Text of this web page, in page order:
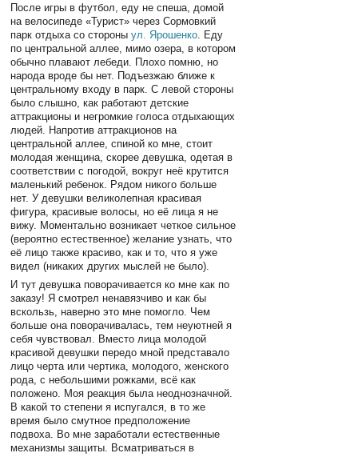
После игры в футбол, еду не спеша, домой
на велосипеде «Турист» через Сормовкий
парк отдыха со стороныул. Ярошенко . Еду
по центральной аллее, мимо озера, в котором
обычно плавают лебеди. Плохо помню, но
народа вроде бы нет. Подъезжаю ближе к
центральному входу в парк. С левой стороны
было слышно, как работают детские
аттракционы и негромкие голоса отдыхающих
людей. Напротив аттракционов на
центральной аллее, спиной ко мне, стоит
молодая женщина, скорее девушка, одетая в
соответствии с погодой, вокруг неё крутится
маленький ребенок. Рядом никого больше
нет. У девушки великолепная красивая
фигура, красивые волосы, но её лица я не
вижу. Моментально возникает четкое сильное
(вероятно естественное) желание узнать, что
её лицо также красиво, как и то, что я уже
видел (никаких других мыслей не было).
И тут девушка поворачивается ко мне как по
заказу! Я смотрел ненавязчиво и как бы
вскользь, наверно это мне помогло. Чем
больше она поворачивалась, тем неуютней я
себя чувствовал. Вместо лица молодой
красивой девушки передо мной представало
лицо черта или чертика, молодого, женского
рода, с небольшими рожками, всё как
положено. Моя реакция была неоднозначной.
В какой то степени я испугался, в то же
время было смутное предположение
подвоха. Во мне заработали естественные
механизмы защиты. Всматриваться в